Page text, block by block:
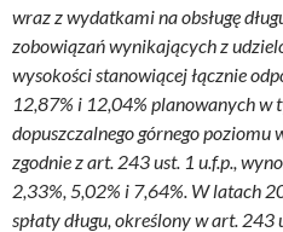
wraz z wydatkami na obsługę
zobowiązań wynikających z
wysokości stanowiącej łącznie
12,87% i 12,04% planowanych w
dopuszczalnego górnego poziomu
zgodnie z art. 243 ust. 1 u.f.p.,
2,33%, 5,02% i 7,64%. W latach
spłaty długu, określony w art. 243